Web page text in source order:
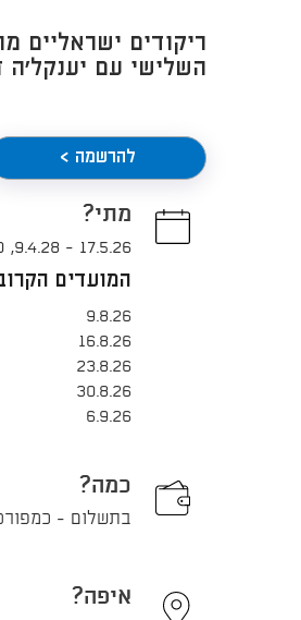
ריקודים ישראליים
השלישי עם יענקל'ה
להרשמה >
מתי?
17.5.26
-
9.4.28
,
המועדים
9.8.26
16.8.26
23.8.26
30.8.26
6.9.26
כמה?
בתשלום -
איפה?